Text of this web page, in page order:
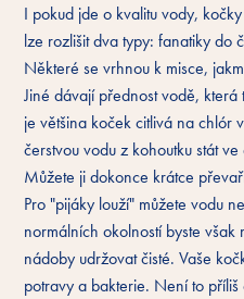
I pokud jde o kvalitu vody,
lze rozlišit dva typy: fanatiky do
Některé se vrhnou k misce,
Jiné dávají přednost vodě,
je většina koček citlivá na chlór
čerstvou vodu z kohoutku stát
Můžete ji dokonce krátce
Pro "pijáky louží" můžete vodu
normálních okolností byste
nádoby udržovat čisté. Vaše
potravy a bakterie. Není to